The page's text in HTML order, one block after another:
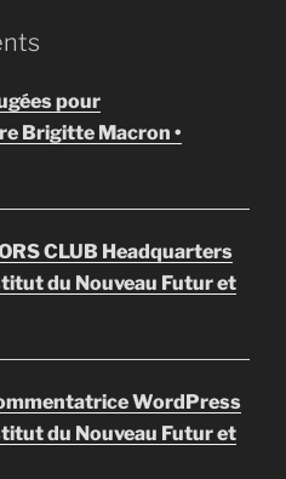
pour
Brigitte Macron •
CLUB Headquarters
du Nouveau Futur et
WordPress
du Nouveau Futur et